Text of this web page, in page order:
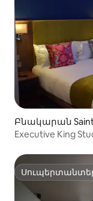
Բնակարան Saint
Executive King